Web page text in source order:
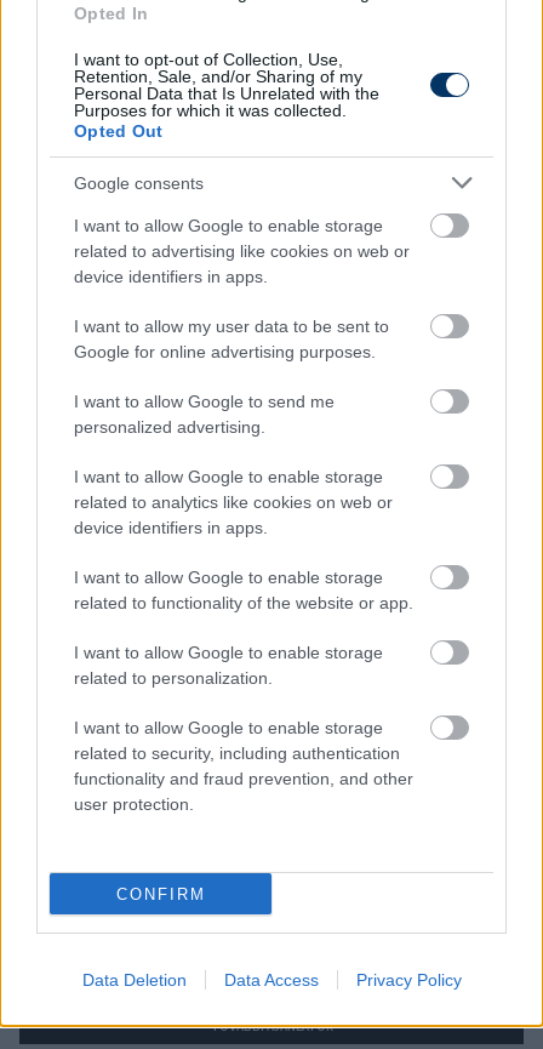
Opted In
I want to opt-out of Collection, Use,
Retention, Sale, and/or Sharing of my
Personal Data that Is Unrelated with the
Purposes for which it was collected.
Opted Out
Google consents
I want to allow Google to enable storage
related to advertising like cookies on web or
device identifiers in apps.
I want to allow my user data to be sent to
Google for online advertising purposes.
I want to allow Google to send me
personalized advertising.
I want to allow Google to enable storage
related to analytics like cookies on web or
device identifiers in apps.
I want to allow Google to enable storage
related to functionality of the website or app.
I want to allow Google to enable storage
related to personalization.
I want to allow Google to enable storage
related to security, including authentication
functionality and fraud prevention, and other
user protection.
CONFIRM
Data Deletion Data Access Privacy Policy
magyar játékost igazolt az újonc -
hivatalos
A 31 éves labdarúgó korábban bajnok is volt a
Honvéddal, de hosszú ideje nem volt csapata.
Elolvasom
Itt állíthatod be, hogy a Csakfoci az elsők
között legyen a Google-találatokban
Link másolása
CÍMKÉK: #NB I #ÁTIGAZOLÁSOK
#KAZINCBARCIKA
#KBSC
#GYOLLAI DÁNIEL
Autópiac
Üzemanyag: Benzin
8 590 000 Ft
TOVÁBBI AJÁNLATOK